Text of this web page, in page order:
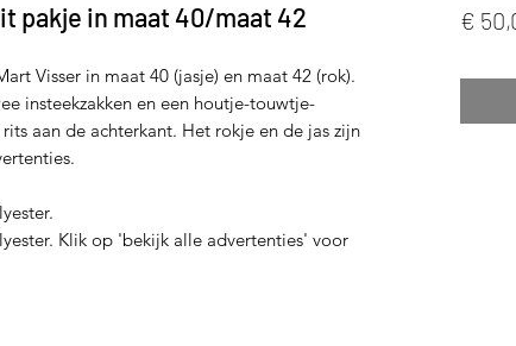
pakje in maat 40/maat 42
Visser in maat 40 (jasje) en maat 42 (rok).
insteekzakken en een houtje-touwtje-
aan de achterkant. Het rokje en de jas zijn
Klik op 'bekijk alle advertenties' voor
€